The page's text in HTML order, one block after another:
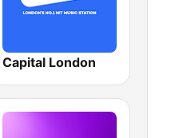
Capital London